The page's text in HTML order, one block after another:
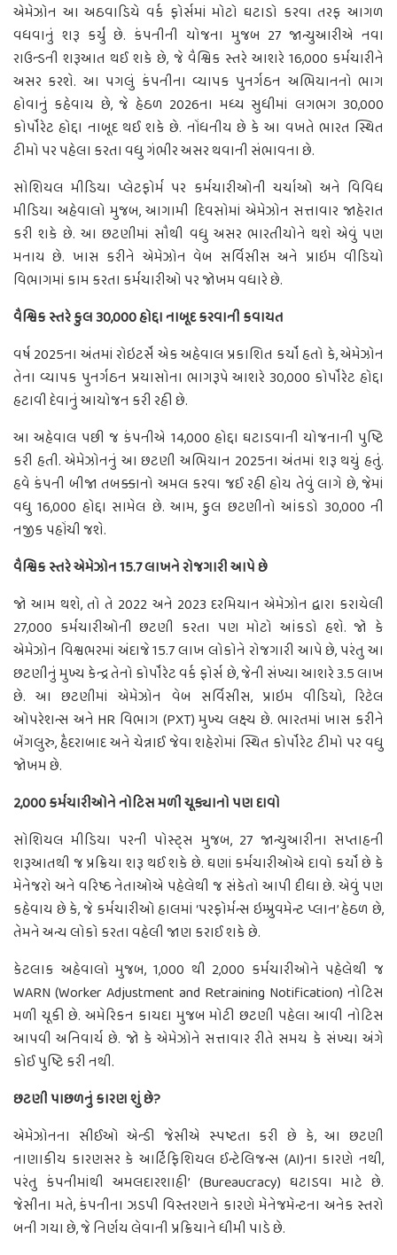
એમેઝોન આ અઠવાડિયે વર્ક ફોર્સમાં મોટો ઘટાડો કરવા તરફ આગળ
વધવાનું શરૂ કર્યું છે. કંપનીની યોજના મુજબ 27 જાન્યુઆરીએ નવા
રાઉન્ડની શરૂઆત થઈ શકે છે, જે વૈશ્વિક સ્તરે આશરે 16,000 કર્મચારીને
અસર કરશે. આ પગલું કંપનીના વ્યાપક પુનર્ગઠન અભિયાનનો ભાગ
હોવાનું કહેવાય છે, જે હેઠળ 2026ના મધ્ય સુધીમાં લગભગ 30,000
કોર્પોરેટ હોદ્દા નાબૂદ થઈ શકે છે. નોંધનીય છે કે આ વખતે ભારત સ્થિત
ટીમો પર પહેલા કરતા વધુ ગંભીર અસર થવાની સંભાવના છે.
સોશિયલ મીડિયા પ્લેટફોર્મ પર કર્મચારીઓની ચર્ચાઓ અને વિવિધ
મીડિયા અહેવાલો મુજબ, આગામી દિવસોમાં એમેઝોન સત્તાવાર જાહેરાત
કરી શકે છે. આ છટણીમાં સૌથી વધુ અસર ભારતીયોને થશે એવું પણ
મનાય છે. ખાસ કરીને એમેઝોન વેબ સર્વિસીસ અને પ્રાઇમ વીડિયો
વિભાગમાં કામ કરતા કર્મચારીઓ પર જોખમ વધારે છે.
વૈશ્વિક સ્તરે કુલ 30,000 હોદ્દા નાબૂદ કરવાની કવાયત
વર્ષ 2025ના અંતમાં રોઇટર્સે એક અહેવાલ પ્રકાશિત કર્યો હતો કે, એમેઝોન
તેના વ્યાપક પુનર્ગઠન પ્રયાસોના ભાગરૂપે આશરે 30,000 કોર્પોરેટ હોદ્દા
હટાવી દેવાનું આયોજન કરી રહી છે.
આ અહેવાલ પછી જ કંપનીએ 14,000 હોદ્દા ઘટાડવાની યોજનાની પુષ્ટિ
કરી હતી. એમેઝોનનું આ છટણી અભિયાન 2025ના અંતમાં શરૂ થયું હતું.
હવે કંપની બીજા તબક્કાનો અમલ કરવા જઈ રહી હોય તેવું લાગે છે, જેમાં
વધુ 16,000 હોદ્દા સામેલ છે. આમ, કુલ છટણીનો આંકડો 30,000 ની
નજીક પહોંચી જશે.
વૈશ્વિક સ્તરે એમેઝોન 15.7 લાખને રોજગારી આપે છે
જો આમ થશે, તો તે 2022 અને 2023 દરમિયાન એમેઝોન દ્વારા કરાયેલી
27,000 કર્મચારીઓની છટણી કરતા પણ મોટો આંકડો હશે. જો કે
એમેઝોન વિશ્વભરમાં અંદાજે 15.7 લાખ લોકોને રોજગારી આપે છે, પરંતુ આ
છટણીનું મુખ્ય કેન્દ્ર તેનો કોર્પોરેટ વર્ક ફોર્સ છે, જેની સંખ્યા આશરે 3.5 લાખ
છે. આ છટણીમાં એમેઝોન વેબ સર્વિસીસ, પ્રાઇમ વીડિયો, રિટેલ
ઓપરેશન્સ અને HR વિભાગ (PXT) મુખ્ય લક્ષ્ય છે. ભારતમાં ખાસ કરીને
બેંગલુરુ, હૈદરાબાદ અને ચેન્નાઈ જેવા શહેરોમાં સ્થિત કોર્પોરેટ ટીમો પર વધુ
જોખમ છે.
2,000 કર્મચારીઓને નોટિસ મળી ચૂક્યાનો પણ દાવો
સોશિયલ મીડિયા પરની પોસ્ટ્સ મુજબ, 27 જાન્યુઆરીના સપ્તાહની
શરૂઆતથી જ પ્રક્રિયા શરૂ થઈ શકે છે. ઘણાં કર્મચારીઓએ દાવો કર્યો છે કે
મેનેજરો અને વરિષ્ઠ નેતાઓએ પહેલેથી જ સંકેતો આપી દીધા છે. એવું પણ
કહેવાય છે કે, જે કર્મચારીઓ હાલમાં ‘પરફોર્મન્સ ઇમ્પ્રુવમેન્ટ પ્લાન’ હેઠળ છે,
તેમને અન્ય લોકો કરતા વહેલી જાણ કરાઈ શકે છે.
કેટલાક અહેવાલો મુજબ, 1,000 થી 2,000 કર્મચારીઓને પહેલેથી જ
WARN (Worker Adjustment and Retraining Notification) નોટિસ
મળી ચૂકી છે. અમેરિકન કાયદા મુજબ મોટી છટણી પહેલા આવી નોટિસ
આપવી અનિવાર્ય છે. જો કે એમેઝોને સત્તાવાર રીતે સમય કે સંખ્યા અંગે
કોઈ પુષ્ટિ કરી નથી.
છટણી પાછળનું કારણ શું છે?
એમેઝોનના સીઈઓ એન્ડી જેસીએ સ્પષ્ટતા કરી છે કે, આ છટણી
નાણાકીય કારણસર કે આર્ટિફિશિયલ ઈન્ટેલિજન્સ (AI)ના કારણે નથી,
પરંતુ કંપનીમાંથી અમલદારશાહી’ (Bureaucracy) ઘટાડવા માટે છે.
જેસીના મતે, કંપનીના ઝડપી વિસ્તરણને કારણે મેનેજમેન્ટના અનેક સ્તરો
બની ગયા છે, જે નિર્ણય લેવાની પ્રક્રિયાને ધીમી પાડે છે.